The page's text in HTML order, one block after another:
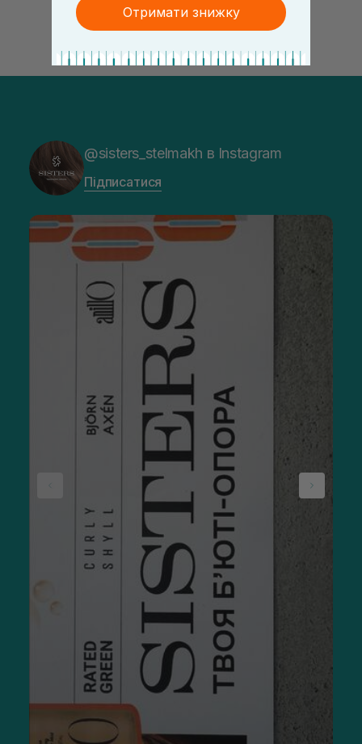
@sisters_stelmakh в Instagram
Підписатися
Отримати знижку